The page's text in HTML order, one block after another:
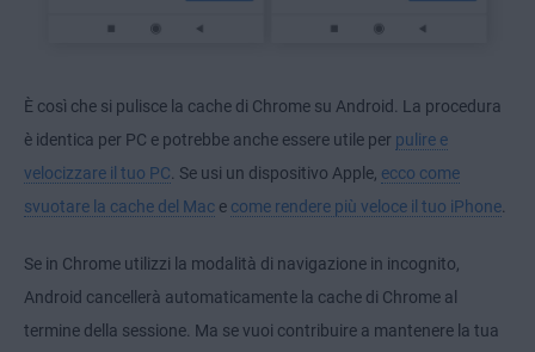
È così che si pulisce la cache di Chrome su Android. La procedura
è identica per PC e potrebbe anche essere utile per pulire e
velocizzare il tuo PC . Se usi un dispositivo Apple, ecco come
svuotare la cache del Mac e come rendere più veloce il tuo iPhone
Se in Chrome utilizzi la modalità di navigazione in incognito,
Android cancellerà automaticamente la cache di Chrome al
termine della sessione. Ma se vuoi contribuire a mantenere la tua